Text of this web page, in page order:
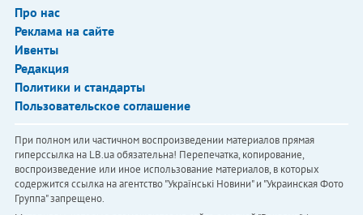
Про нас
Реклама на сайте
Ивенты
Редакция
Политики и стандарты
Пользовательское соглашение
При полном или частичном воспроизведении материалов прямая
гиперссылка на LB.ua обязательна! Перепечатка, копирование,
воспроизведение или иное использование материалов, в которых
содержится ссылка на агентство "Українськi Новини" и "Украинская Фото
Группа" запрещено.